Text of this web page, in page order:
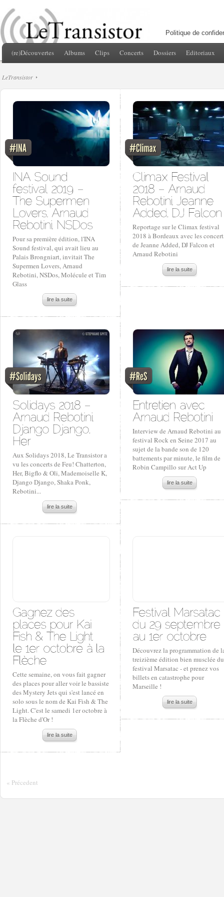
Politique de
(re)Découvertes Albums Clips Concerts Dossiers Editoriaux
LeTransistor
Pour sa première édition, l'INA
Sound festival, qui avait lieu au
Palais Brongniart, invitait The
Supermen Lovers, Arnaud
Rebotini, NSDos, Molécule et Tim
Glass
lire la suite
Reportage sur le Climax festival
2018 à Bordeaux avec les
de Jeanne Added, DJ Falcon et
Arnaud Rebotini
lire la suite
Aux Solidays 2018, Le Transistor a
vu les concerts de Feu! Chatterton,
Her, Bigflo & Oli, Mademoiselle K,
Django Django, Shaka Ponk,
Rebotini...
lire la suite
Interview de Arnaud Rebotini au
festival Rock en Seine 2017 au
sujet de la bande son de 120
battements par minute, le film de
Robin Campillo sur Act Up
lire la suite
Cette semaine, on vous fait gagner
des places pour aller voir le bassiste
des Mystery Jets qui s'est lancé en
solo sous le nom de Kai Fish & The
Light. C'est le samedi 1er octobre à
la Flèche d'Or !
lire la suite
Découvrez la programmation de
treizième édition bien musclée du
festival Marsatac - et prenez vos
billets en catastrophe pour
Marseille !
lire la suite
« Précedent